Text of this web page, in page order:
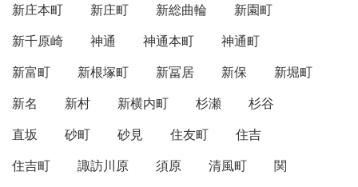
新庄本町
新庄町 新総曲輪
新園町
新千原崎
神通 神通本町
神通町
新富町
新根塚町 新冨居 新保
新堀町
新名
新村 新横内町 杉瀬
杉谷
直坂
砂町 砂見 住友町
住吉
住吉町
諏訪川原 須原 清風町
関